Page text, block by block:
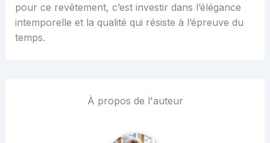
pour ce revêtement, c’est investir dans l’élégance
intemporelle et la qualité qui résiste à l’épreuve du
temps.
À propos de l'auteur